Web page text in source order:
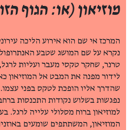
מוזיאון (או: הגוף
המרכז אי שם הוא אירוע הליכה
נקרא על שם המושג שטבע
טרנר, שחקר טקסי מעבר ועליות
לידור מפנה את המבט אל המוזיאון
שהדרך אליו הופכת לטקס בפני
נפגשות בשלוש נקודות התכנסות
למוזיאון ברוח מסלולי עלייה לרגל.
המוזיאון, המשתתפים שומעים